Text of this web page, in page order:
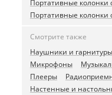
Портативные колонки
Портативные колонки
Смотрите также
Наушники и гарнитуры
Микрофоны
Плееры
Настенные и